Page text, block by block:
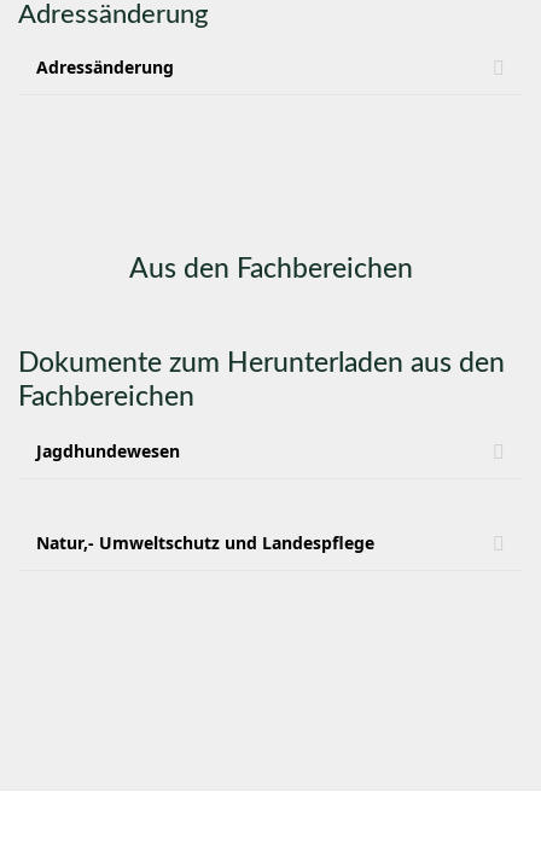
Adressänderung
Adressänderung
Aus den Fachbereichen
Dokumente zum Herunterladen aus den
Fachbereichen
Jagdhundewesen
Natur,- Umweltschutz und Landespflege